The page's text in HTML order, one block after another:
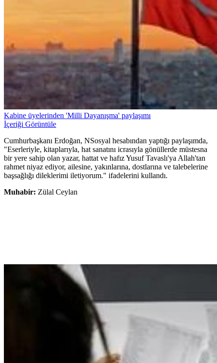
Kabine üyelerinden 'Milli Dayanışma' paylaşımı
İçeriği Görüntüle
Cumhurbaşkanı Erdoğan, NSosyal hesabından yaptığı paylaşımda,
"Eserleriyle, kitaplarıyla, hat sanatını icrasıyla gönüllerde müstesna
bir yere sahip olan yazar, hattat ve hafız Yusuf Tavaslı'ya Allah'tan
rahmet niyaz ediyor, ailesine, yakınlarına, dostlarına ve talebelerine
başsağlığı dileklerimi iletiyorum." ifadelerini kullandı.
Muhabir: Zülal Ceylan